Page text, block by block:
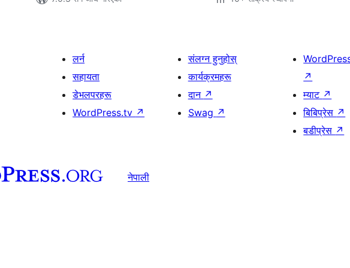
लर्न
सहायता
डेभलपरहरू
WordPress.tv ↗
संलग्न हुनुहोस्
कार्यक्रमहरू
दान ↗
Swag ↗
↗
म्याट ↗
बिबिप्रेस ↗
बडीप्रेस ↗
नेपाली